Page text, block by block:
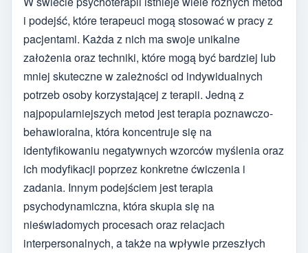
i podejść, które terapeuci mogą stosować w pracy z
pacjentami. Każda z nich ma swoje unikalne
założenia oraz techniki, które mogą być bardziej lub
mniej skuteczne w zależności od indywidualnych
potrzeb osoby korzystającej z terapii. Jedną z
najpopularniejszych metod jest terapia poznawczo-
behawioralna, która koncentruje się na
identyfikowaniu negatywnych wzorców myślenia oraz
ich modyfikacji poprzez konkretne ćwiczenia i
zadania. Innym podejściem jest terapia
psychodynamiczna, która skupia się na
nieświadomych procesach oraz relacjach
interpersonalnych, a także na wpływie przeszłych